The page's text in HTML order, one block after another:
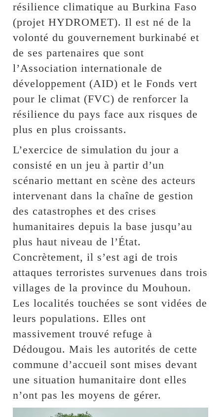
résilience climatique au Burkina Faso
(projet HYDROMET). Il est né de la
volonté du gouvernement burkinabé et
de ses partenaires que sont
l’Association internationale de
développement (AID) et le Fonds vert
pour le climat (FVC) de renforcer la
résilience du pays face aux risques de
plus en plus croissants.
L’exercice de simulation du jour a
consisté en un jeu à partir d’un
scénario mettant en scène des acteurs
intervenant dans la chaîne de gestion
des catastrophes et des crises
humanitaires depuis la base jusqu’au
plus haut niveau de l’État.
Concrètement, il s’est agi de trois
attaques terroristes survenues dans trois
villages de la province du Mouhoun.
Les localités touchées se sont vidées de
leurs populations. Elles ont
massivement trouvé refuge à
Dédougou. Mais les autorités de cette
commune d’accueil sont mises devant
une situation humanitaire dont elles
n’ont pas les moyens de gérer.